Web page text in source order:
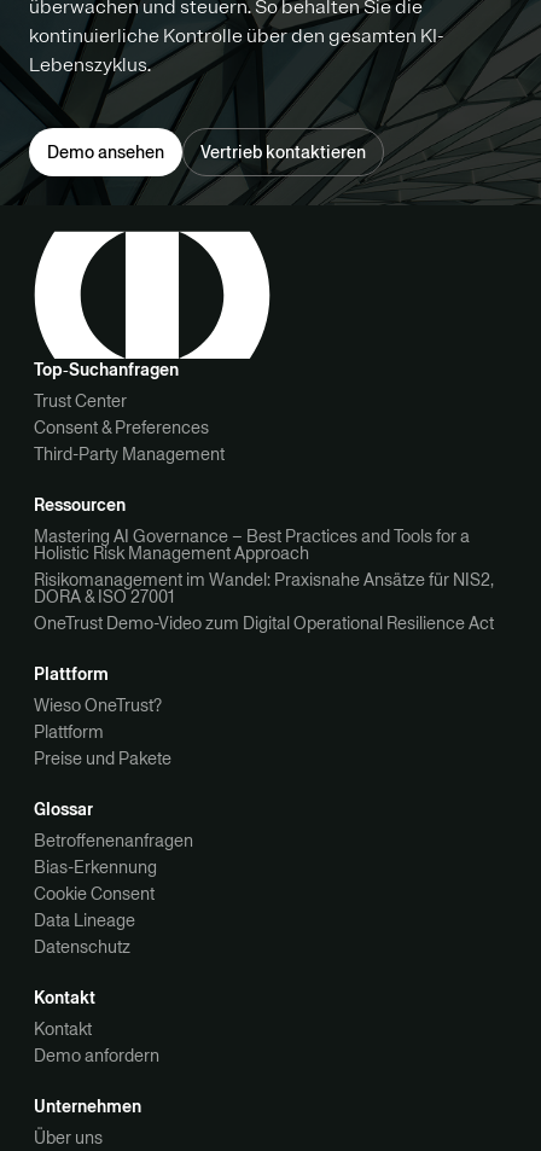
überwachen und steuern. So behalten Sie die
kontinuierliche Kontrolle über den gesamten KI-
Lebenszyklus.
Demo ansehen Vertrieb kontaktieren
Top‑Suchanfragen
Trust Center
Consent & Preferences
Third-Party Management
Ressourcen
Mastering AI Governance – Best Practices and Tools for a
Holistic Risk Management Approach
Risikomanagement im Wandel: Praxisnahe Ansätze für NIS2,
DORA & ISO 27001
OneTrust Demo-Video zum Digital Operational Resilience Act
Plattform
Wieso OneTrust?
Plattform
Preise und Pakete
Glossar
Betroffenenanfragen
Bias-Erkennung
Cookie Consent
Data Lineage
Datenschutz
Kontakt
Kontakt
Demo anfordern
Unternehmen
Über uns